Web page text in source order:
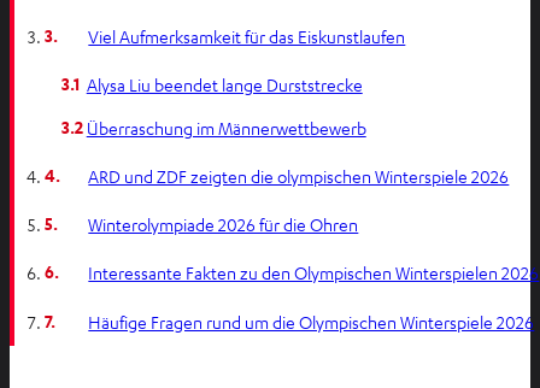
3. Viel Aufmerksamkeit für das Eiskunstlaufen
3.1 Alysa Liu beendet lange Durststrecke
3.2 Überraschung im Männerwettbewerb
4. ARD und ZDF zeigten die olympischen Winterspiele 2026
5. Winterolympiade 2026 für die Ohren
6. Interessante Fakten zu den Olympischen Winterspielen 2026
7. Häufige Fragen rund um die Olympischen Winterspiele 2026